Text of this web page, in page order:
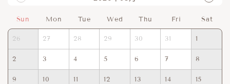
Sun Mon Tue Wed Thu Fri Sat
26 27 28 29 30 31 1
2 3 4 5 6 7 8
9 10 11 12 13 14 15